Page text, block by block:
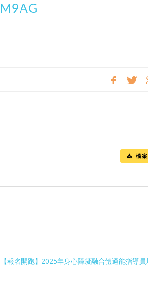
檔
【報名開跑】2025年身心障礙融合體適能指導